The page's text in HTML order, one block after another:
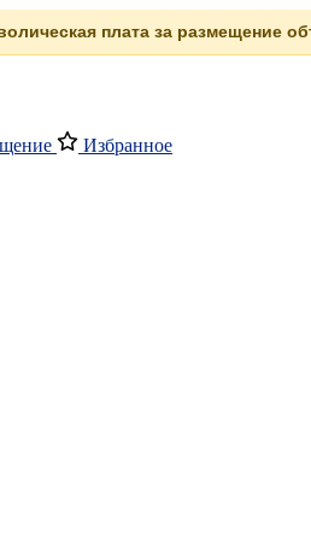
плата за размещение
Избранное